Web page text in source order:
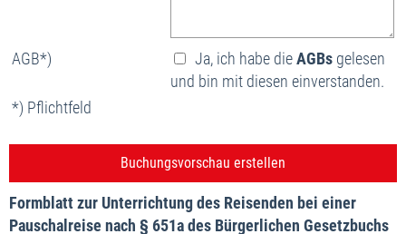
AGB*) Ja, ich habe dieAGBs gelesen
und bin mit diesen einverstanden.
*) Pflichtfeld
Formblatt zur Unterrichtung des Reisenden bei einer
Pauschalreise nach § 651a des Bürgerlichen Gesetzbuchs